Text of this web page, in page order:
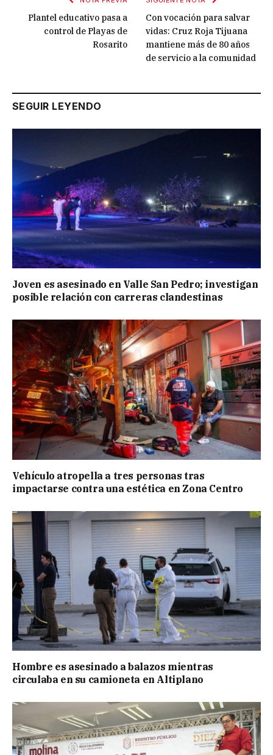
Plantel educativo pasa a
control de Playas de
Rosarito
Con vocación para salvar
vidas: Cruz Roja Tijuana
mantiene más de 80 años
de servicio a la comunidad
SEGUIR LEYENDO
Joven es asesinado en Valle San Pedro; investigan
posible relación con carreras clandestinas
Vehículo atropella a tres personas tras
impactarse contra una estética en Zona Centro
Hombre es asesinado a balazos mientras
circulaba en su camioneta en Altiplano